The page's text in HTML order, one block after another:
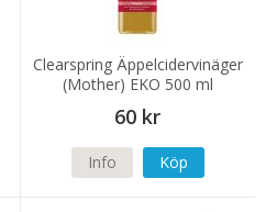
Clearspring Äppelcidervinäger
(Mother) EKO 500 ml
60 kr
Info Köp